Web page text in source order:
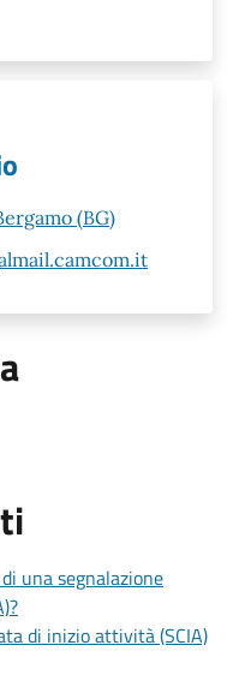
(BG)
una segnalazione
di inizio attività (SCIA)